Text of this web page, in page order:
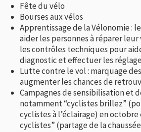
Fête du vélo
Bourses aux vélos
Apprentissage de la Vélonomie :
aider les personnes à réparer
les contrôles techniques pour
diagnostic et effectuer les
Lutte contre le vol : marquage
augmenter les chances de
Campagnes de sensibilisation et
notamment “cyclistes brillez”
cyclistes à l’éclairage) en
cyclistes” (partage de la